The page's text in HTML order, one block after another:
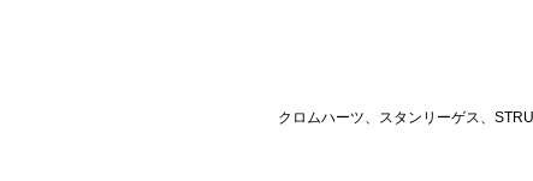
クロムハーツ、スタンリーゲス、